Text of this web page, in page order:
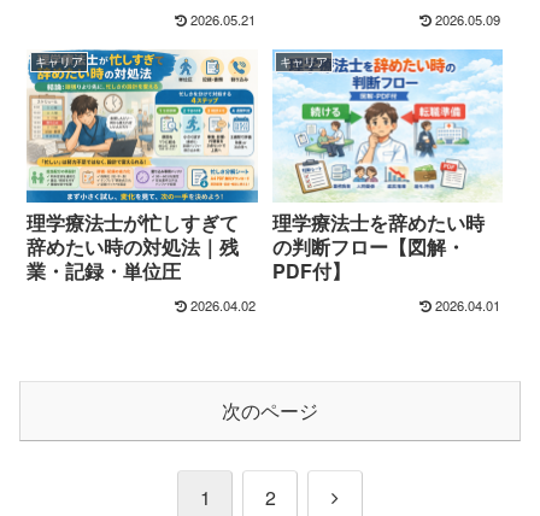
2026.05.21 2026.05.09
キャリア
理学療法士が忙しすぎて
辞めたい時の対処法｜残
業・記録・単位圧
2026.04.02
キャリア
理学療法士を辞めたい時
の判断フロー【図解・
PDF付】
2026.04.01
次のページ
1 2 次